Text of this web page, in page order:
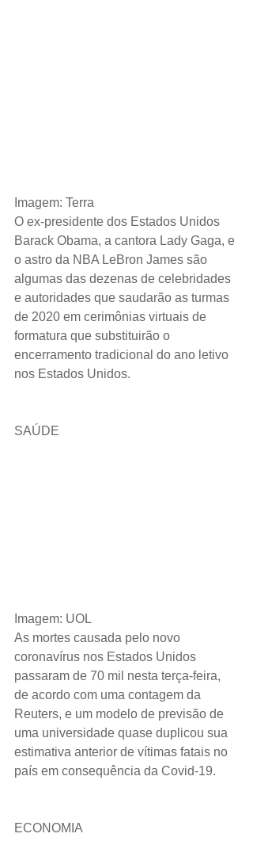
Imagem: Terra
O ex-presidente dos Estados Unidos
Barack Obama, a cantora Lady Gaga, e
o astro da NBA LeBron James são
algumas das dezenas de celebridades
e autoridades que saudarão as turmas
de 2020 em cerimônias virtuais de
formatura que substituirão o
encerramento tradicional do ano letivo
nos Estados Unidos.
SAÚDE
Imagem: UOL
As mortes causada pelo novo
coronavírus nos Estados Unidos
passaram de 70 mil nesta terça-feira,
de acordo com uma contagem da
Reuters, e um modelo de previsão de
uma universidade quase duplicou sua
estimativa anterior de vítimas fatais no
país em consequência da Covid-19.
ECONOMIA